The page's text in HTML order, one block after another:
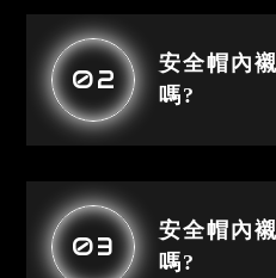
02
安全帽內
嗎?
03
安全帽內
嗎?